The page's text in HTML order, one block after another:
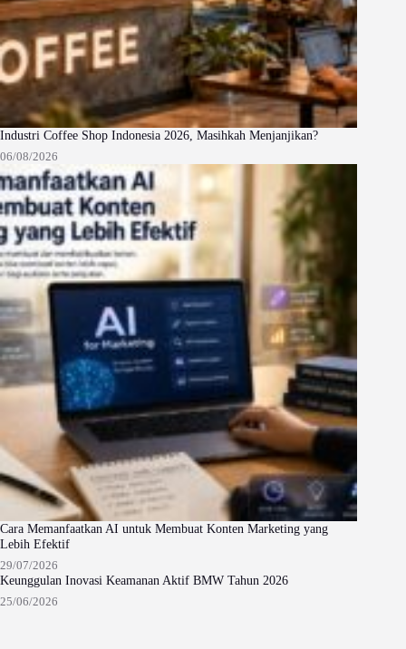
Industri Coffee Shop Indonesia 2026, Masihkah Menjanjikan?
06/08/2026
Cara Memanfaatkan AI untuk Membuat Konten Marketing yang
Lebih Efektif
29/07/2026
Keunggulan Inovasi Keamanan Aktif BMW Tahun 2026
25/06/2026